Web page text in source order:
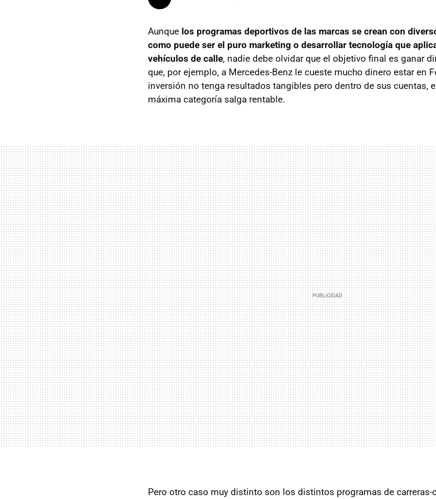
Aunque los programas deportivos de las marcas se crean con
como puede ser el puro marketing o desarrollar tecnología que
vehículos de calle, nadie debe olvidar que el objetivo final es ganar
que, por ejemplo, a Mercedes-Benz le cueste mucho dinero estar en
inversión no tenga resultados tangibles pero dentro de sus cuentas,
máxima categoría salga rentable.
Pero otro caso muy distinto son los distintos programas de carreras-